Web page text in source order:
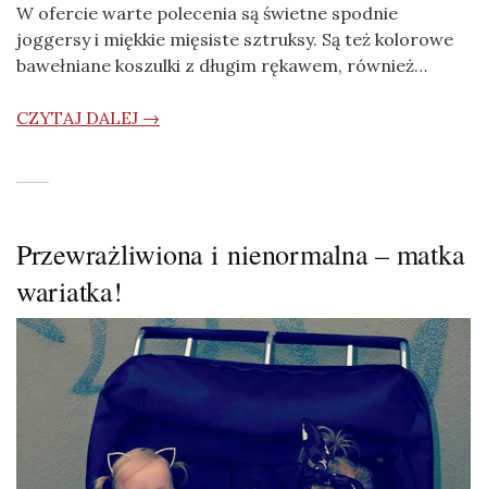
W ofercie warte polecenia są świetne spodnie
joggersy i miękkie mięsiste sztruksy. Są też kolorowe
bawełniane koszulki z długim rękawem, również…
CZYTAJ DALEJ →
Przewrażliwiona i nienormalna – matka
wariatka!